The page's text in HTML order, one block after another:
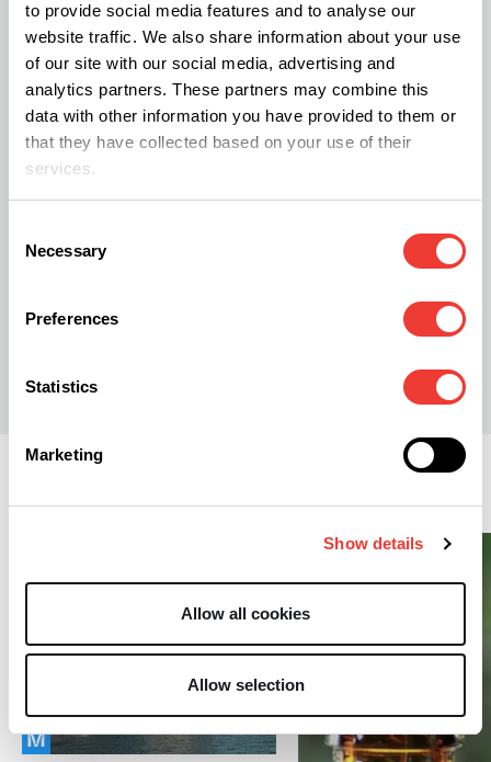
to provide social media features and to analyse our
website traffic. We also share information about your use
of our site with our social media, advertising and
analytics partners. These partners may combine this
data with other information you have provided to them or
that they have collected based on your use of their
services.
Selection
Necessary
Preferences
Statistics
Marketing
Show details
Allow all cookies
Allow selection
Weitere Meldungen bei Soft
Secrets:
KCanG - Bundesrat gegen Rauschklausel
Cannabis-Terroir: Wie die Umwelt Qualität
formt
M